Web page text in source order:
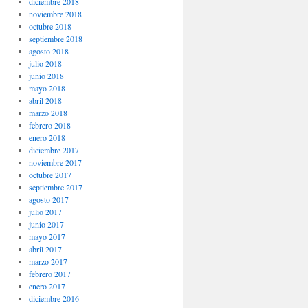
noviembre 2018
octubre 2018
septiembre 2018
agosto 2018
julio 2018
junio 2018
mayo 2018
abril 2018
marzo 2018
febrero 2018
enero 2018
diciembre 2017
noviembre 2017
octubre 2017
septiembre 2017
agosto 2017
julio 2017
junio 2017
mayo 2017
abril 2017
marzo 2017
febrero 2017
enero 2017
diciembre 2016